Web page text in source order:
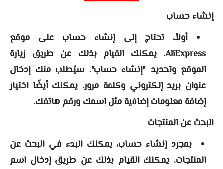
إنشاء حساب
أولاً، تحتاج إلى إنشاء حساب على موقع
AliExpress. يمكنك القيام بذلك عن طريق زيارة
الموقع وتحديد "إنشاء حساب". سيُطلب منك إدخال
عنوان بريد إلكتروني وكلمة مرور. يمكنك أيضًا اختيار
إضافة معلومات إضافية مثل اسمك ورقم هاتفك.
البحث عن المنتجات
بمجرد إنشاء حساب، يمكنك البدء في البحث عن
المنتجات. يمكنك القيام بذلك عن طريق إدخال اسم